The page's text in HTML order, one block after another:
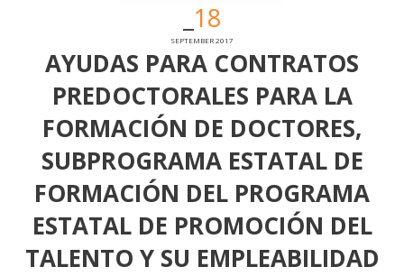
18
SEPTEMBER 2017
AYUDAS PARA CONTRATOS
PREDOCTORALES PARA LA
FORMACIÓN DE DOCTORES,
SUBPROGRAMA ESTATAL DE
FORMACIÓN DEL PROGRAMA
ESTATAL DE PROMOCIÓN DEL
TALENTO Y SU EMPLEABILIDAD